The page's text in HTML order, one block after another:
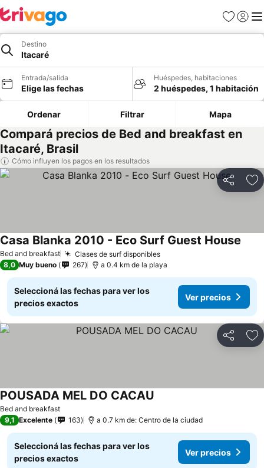
Favoritos
Iniciar
Destino
Itacaré
Entrada/salida
Elige las fechas
Huéspedes, habitaciones
2 huéspedes, 1 habitación
Ordenar Filtrar Mapa
Compará precios de Bed and breakfast en
Itacaré, Brasil
Cómo influyen los pagos en los resultados
Compartir
Bed and breakfast Clases de surf disponibles
Casa Blanka 2010 - Eco Surf Guest House
8,0 Muy bueno 267 a 0.4 km de la playa
Seleccioná las fechas para ver los
precios exactos
Ver precios
Compartir
Bed and breakfast
POUSADA MEL DO CACAU
9,1 Excelente 163 a 0.7 km de: Centro de la ciudad
Seleccioná las fechas para ver los
precios exactos
Ver precios